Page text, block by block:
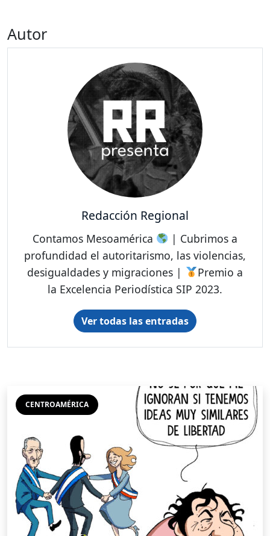
Autor
Redacción Regional
Contamos Mesoamérica
| Cubrimos a
profundidad el autoritarismo, las violencias,
desigualdades y migraciones |
Premio a
la Excelencia Periodística SIP 2023.
Ver todas las entradas
CENTROAMÉRICA